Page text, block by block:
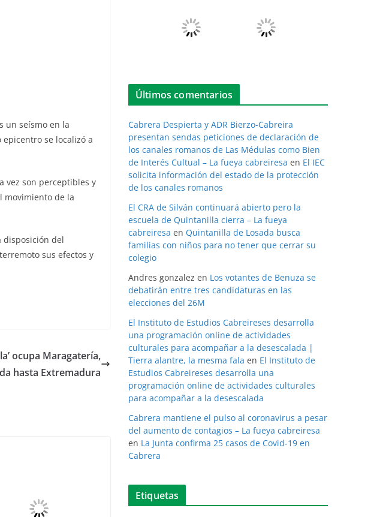
un seísmo en la
se localizó a
vez son perceptibles y
movimiento de la
disposición del
sus efectos y
ocupa Maragatería,
hasta Extremadura
Últimos comentarios
Cabrera Despierta y ADR Bierzo-Cabreira
presentan sendas peticiones de declaración de
los canales romanos de Las Médulas como Bien
de Interés Cultual – La fueya cabreiresa en El IEC
solicita información del estado de la protección
de los canales romanos
El CRA de Silván continuará abierto pero la
escuela de Quintanilla cierra – La fueya
cabreiresa en Quintanilla de Losada busca
familias con niños para no tener que cerrar su
colegio
Andres gonzalez en Los votantes de Benuza se
debatirán entre tres candidaturas en las
elecciones del 26M
El Instituto de Estudios Cabreireses desarrolla
una programación online de actividades
culturales para acompañar a la desescalada |
Tierra alantre, la mesma fala en El Instituto de
Estudios Cabreireses desarrolla una
programación online de actividades culturales
para acompañar a la desescalada
Cabrera mantiene el pulso al coronavirus a pesar
del aumento de contagios – La fueya cabreiresa
en La Junta confirma 25 casos de Covid-19 en
Cabrera
Etiquetas